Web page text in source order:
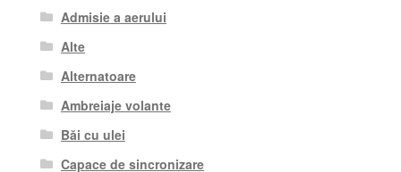
Admisie a aerului
Alte
Alternatoare
Ambreiaje volante
Băi cu ulei
Capace de sincronizare